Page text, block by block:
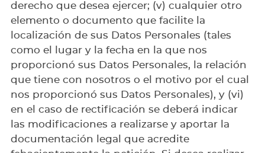
derecho que desea ejercer; (v) cualquier otro
elemento o documento que facilite la
localización de sus Datos Personales (tales
como el lugar y la fecha en la que nos
proporcionó sus Datos Personales, la relación
que tiene con nosotros o el motivo por el cual
nos proporcionó sus Datos Personales), y (vi)
en el caso de rectificación se deberá indicar
las modificaciones a realizarse y aportar la
documentación legal que acredite